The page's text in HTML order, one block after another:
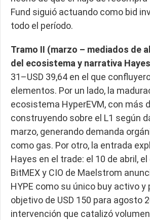
Fund siguió actuando como bid
todo el período.
Tramo II (marzo – mediados de
del ecosistema y narrativa
31–USD 39,64 en el que
elementos. Por un lado, la
ecosistema HyperEVM, con más
construyendo sobre el L1 según
marzo, generando demanda
como gas. Por otro, la entrada
Hayes en el trade: el 10 de abril, el
BitMEX y CIO de Maelstrom
HYPE como su único buy activo y
objetivo de USD 150 para agosto
intervención que catalizó